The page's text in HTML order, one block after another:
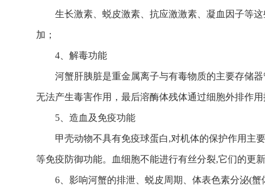
生长激素、蜕皮激素、抗应激激素、凝血因子等
加；
4、解毒功能
河蟹肝胰脏是重金属离子与有毒物质的主要存储
无法产生毒害作用，最后溶酶体残体通过细胞外排作
5、造血及免疫功能
甲壳动物不具有免疫球蛋白,对机体的保护作用主
等免疫防御功能。血细胞不能进行有丝分裂,它们的更
6、影响河蟹的排泄、蜕皮周期、体表色素分泌(